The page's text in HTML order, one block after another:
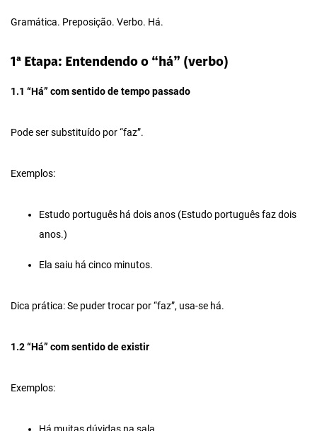
Gramática. Preposição. Verbo. Há.
1ª Etapa: Entendendo o “há” (verbo)
1.1 “Há” com sentido de tempo passado
Pode ser substituído por “faz”.
Exemplos:
Estudo português há dois anos (Estudo português faz dois
anos.)
Ela saiu há cinco minutos.
Dica prática: Se puder trocar por “faz”, usa-se há.
1.2 “Há” com sentido de existir
Exemplos: